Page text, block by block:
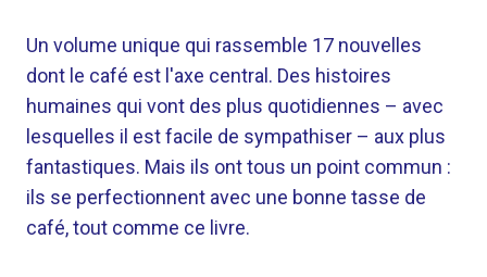
Un volume unique qui rassemble 17 nouvelles
dont le café est l'axe central. Des histoires
humaines qui vont des plus quotidiennes – avec
lesquelles il est facile de sympathiser – aux plus
fantastiques. Mais ils ont tous un point commun :
ils se perfectionnent avec une bonne tasse de
café, tout comme ce livre.